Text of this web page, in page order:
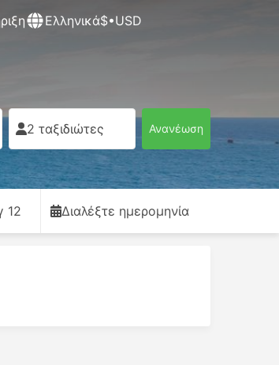
Ελληνικά$•USD
2 ταξιδιώτες Ανανέωση
12 Διαλέξτε ημερομηνία